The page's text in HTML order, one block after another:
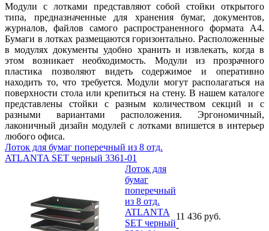
Модули с лотками представляют собой стойки открытого
типа, предназначенные для хранения бумаг, документов,
журналов, файлов самого распространенного формата А4.
Бумаги в лотках размещаются горизонтально. Расположенные
в модулях документы удобно хранить и извлекать, когда в
этом возникает необходимость. Модули из прозрачного
пластика позволяют видеть содержимое и оперативно
находить то, что требуется. Модули могут располагаться на
поверхности стола или крепиться на стену. В нашем каталоге
представлены стойки с разным количеством секций и с
разными вариантами расположения. Эргономичный,
лаконичный дизайн модулей с лотками впишется в интерьер
любого офиса.
Лоток для бумаг поперечный из 8 отд.
ATLANTA SET черный 3361-01
Лоток для
бумаг
поперечный
из 8 отд.
ATLANTA
SET черный
11 436 руб.
-